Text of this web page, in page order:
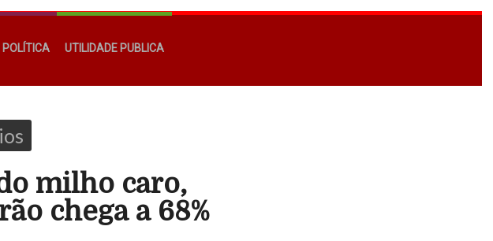
POLÍTICA UTILIDADE PUBLICA
milho caro,
chega a 68%